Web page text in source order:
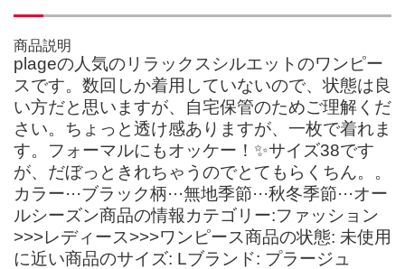
商品説明
plageの人気のリラックスシルエットのワンピー
スです。数回しか着用していないので、状態は良
い方だと思いますが、自宅保管のためご理解くだ
さい。ちょっと透け感ありますが、一枚で着れま
す。フォーマルにもオッケー！✨サイズ38です
が、だぼっときれちゃうのでとてもらくちん。。
カラー···ブラック柄···無地季節···秋冬季節···オー
ルシーズン商品の情報カテゴリー:ファッション
>>>レディース>>>ワンピース商品の状態: 未使用
に近い商品のサイズ: Lブランド: プラージュ